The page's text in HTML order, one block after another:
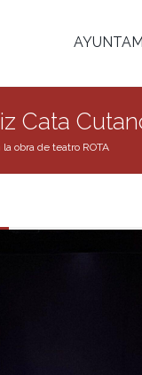
Cata
obra de teatro ROTA